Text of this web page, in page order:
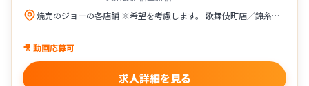
焼売のジョーの各店舗 ※希望を考慮します。 歌舞伎町店／錦糸町店／立川店／町田店／ 多摩センター店／川崎店／野毛店／横浜西口店／ 大宮店／大阪駅前第３ビル店／八王子店／千葉店
🎥 動画応募可
求人詳細を見る